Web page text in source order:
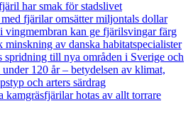
har smak för stadslivet
fjärilar omsätter miljontals dollar
vingmembran kan ge fjärilsvingar färg
minskning av danska habitatspecialister
spridning till nya områden i Sverige och
120 år– betydelsen av klimat,
och arters särdrag
kamgräsfjärilar hotas av allt torrare